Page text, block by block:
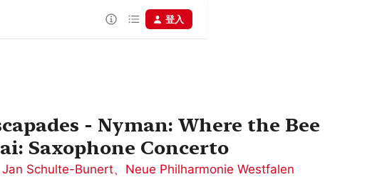
登入
- Nyman: Where the Bee
Saxophone Concerto
Jan Schulte-Bunert、 Neue Philharmonie Westfalen